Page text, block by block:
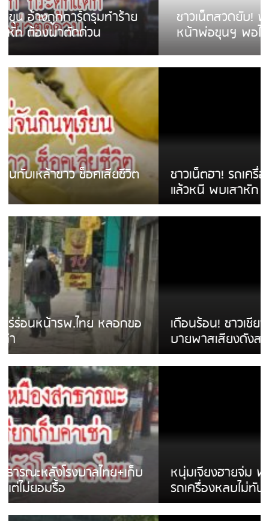
ชาวเน็ตสวดยับ! พบพม่าเร่ขายพวงมาลัย
หน้าพ่อขุนฯ พอไม่ซื้อเดินตาม
ชาวเน็ตฮา! รถเครื่องแม่สายชนป้ายร้านโลงศพ
แล้วหนี พบเสาหัก เบรคหัก หวิดได้ใช้บริการ
เดือนร้อน! ชาวเชียงรายบ่นรถ Isuzu สีขาวซิ่ง
บายพาสเสียงดังสร้างความรำคาญ
หนุ่มเจียงฮายจ่ม พบถังน้ำดื่มตกกลางถนน
รถเครื่องหลบไม่ทันล้มบาดเจ็บ